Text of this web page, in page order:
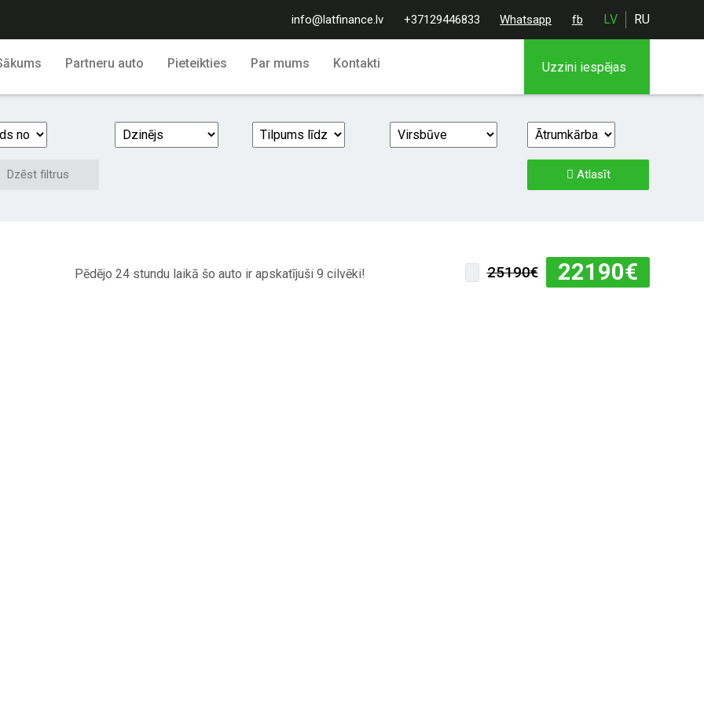
info@latfinance.lv +37129446833 Whatsapp fb LV RU
Partneru auto Pieteikties Par mums Kontakti Uzzini iespējas
Dzēst filtrus Atlasīt
Pēdējo 24 stundu laikā šo auto ir apskatījuši 9 cilvēki! 25190€ 22190€